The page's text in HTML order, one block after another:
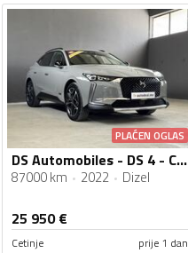
PLAĆEN OGLAS
DS Automobiles - DS 4 - CROSS RIVOLI - NOVI MODEL
87000 km 2022 Dizel
25 950€
Cetinje prije 1 dan